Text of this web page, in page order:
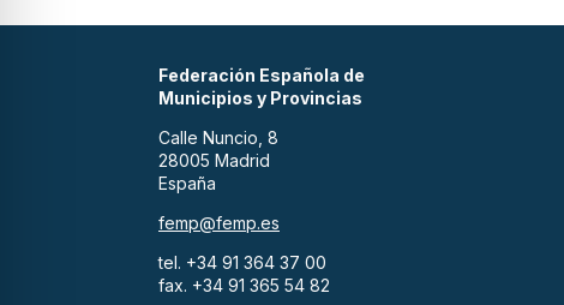
Federación Española de
Municipios y Provincias
Calle Nuncio, 8
28005 Madrid
España
femp@femp.es
tel. +34 91 364 37 00
fax. +34 91 365 54 82